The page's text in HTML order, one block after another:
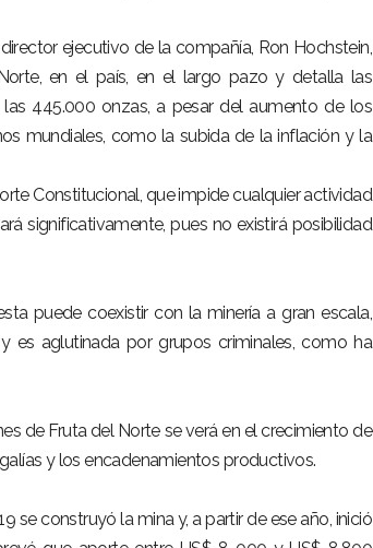
ejecutivo de la compañía, Ron Hochstein,
en el país, en el largo pazo y detalla las
445.000 onzas, a pesar del aumento de los
mundiales, como la subida de la inflación y la
Constitucional, que impide cualquier actividad
significativamente, pues no existirá posibilidad
puede coexistir con la minería a gran escala,
es aglutinada por grupos criminales, como ha
de Fruta del Norte se verá en el crecimiento de
y los encadenamientos productivos.
se construyó la mina y, a partir de ese año, inició